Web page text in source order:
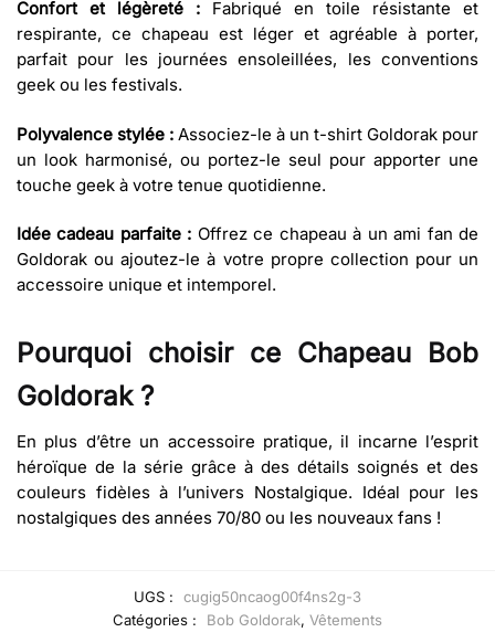
Confort et légèreté : Fabriqué en toile résistante et
respirante, ce chapeau est léger et agréable à porter,
parfait pour les journées ensoleillées, les conventions
geek ou les festivals.
Polyvalence stylée : Associez-le à un t-shirt Goldorak pour
un look harmonisé, ou portez-le seul pour apporter une
touche geek à votre tenue quotidienne.
Idée cadeau parfaite : Offrez ce chapeau à un ami fan de
Goldorak ou ajoutez-le à votre propre collection pour un
accessoire unique et intemporel.
Pourquoi choisir ce Chapeau Bob
Goldorak ?
En plus d’être un accessoire pratique, il incarne l’esprit
héroïque de la série grâce à des détails soignés et des
couleurs fidèles à l’univers Nostalgique. Idéal pour les
nostalgiques des années 70/80 ou les nouveaux fans !
UGS :
cugig50ncaog00f4ns2g-3
Catégories :
Bob Goldorak, Vêtements